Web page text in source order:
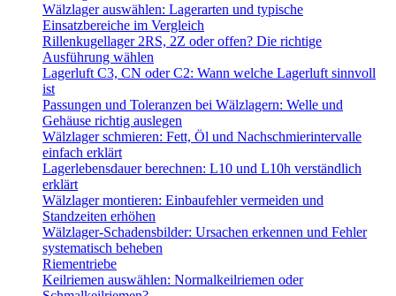
Wälzlager auswählen: Lagerarten und typische
Einsatzbereiche im Vergleich
Rillenkugellager 2RS, 2Z oder offen? Die richtige
Ausführung wählen
Lagerluft C3, CN oder C2: Wann welche Lagerluft sinnvoll
ist
Passungen und Toleranzen bei Wälzlagern: Welle und
Gehäuse richtig auslegen
Wälzlager schmieren: Fett, Öl und Nachschmierintervalle
einfach erklärt
Lagerlebensdauer berechnen: L10 und L10h verständlich
erklärt
Wälzlager montieren: Einbaufehler vermeiden und
Standzeiten erhöhen
Wälzlager-Schadensbilder: Ursachen erkennen und Fehler
systematisch beheben
Riementriebe
Keilriemen auswählen: Normalkeilriemen oder